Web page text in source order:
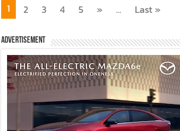
1 2 3 4 5 » ... Last »
Advertisement